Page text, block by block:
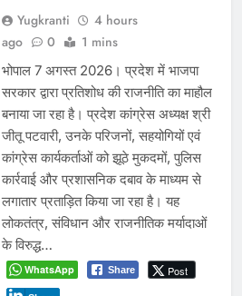
Yugkranti
4 hours
ago
0 1 mins
भोपाल 7 अगस्त 2026। प्रदेश में भाजपा
सरकार द्वारा प्रतिशोध की राजनीति का माहौल
बनाया जा रहा है। प्रदेश कांग्रेस अध्यक्ष श्री
जीतू पटवारी, उनके परिजनों, सहयोगियों एवं
कांग्रेस कार्यकर्ताओं को झूठे मुकदमों, पुलिस
कार्रवाई और प्रशासनिक दबाव के माध्यम से
लगातार प्रताड़ित किया जा रहा है। यह
लोकतंत्र, संविधान और राजनीतिक मर्यादाओं
के विरुद्ध…
WhatsApp Share Post